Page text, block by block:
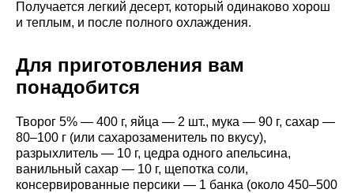
Получается легкий десерт, который одинаково хорош
и теплым, и после полного охлаждения.
Для приготовления вам
понадобится
Творог 5% — 400 г, яйца — 2 шт., мука — 90 г, сахар —
80–100 г (или сахарозаменитель по вкусу),
разрыхлитель — 10 г, цедра одного апельсина,
ванильный сахар — 10 г, щепотка соли,
консервированные персики — 1 банка (около 450–500